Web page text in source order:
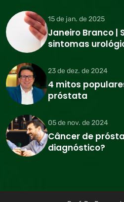
15 de jan. de 2025
Janeiro Branco |
sintomas
23 de dez. de 2024
4 mitos
próstata
05 de nov. de 2024
Câncer de
diagnóstico?